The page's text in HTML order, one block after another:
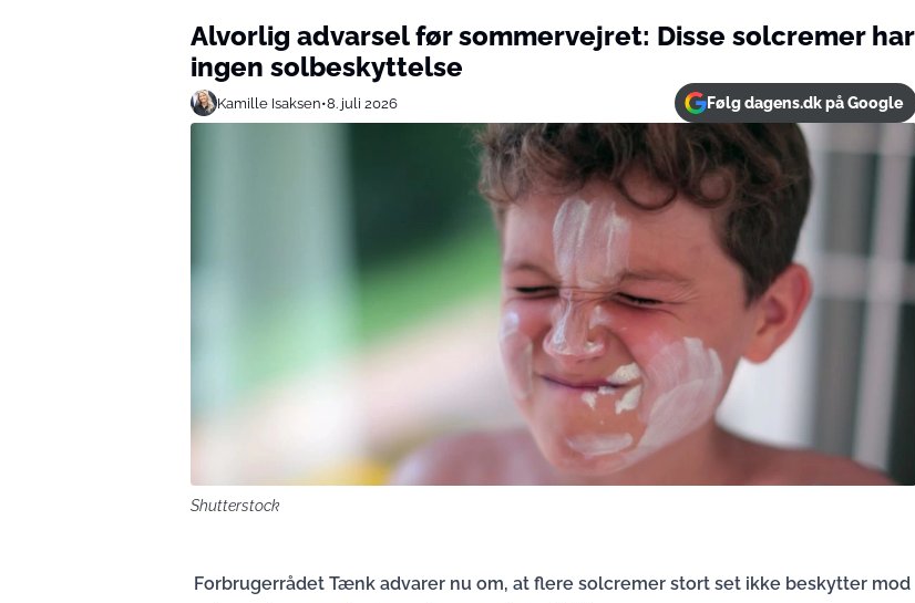
Alvorlig advarsel før sommervejret: Disse solcremer har
ingen solbeskyttelse
Kamille Isaksen•8. juli 2026 Følg dagens.dk på Google
Shutterstock
Forbrugerrådet Tænk advarer nu om, at flere solcremer stort set ikke beskytter mod